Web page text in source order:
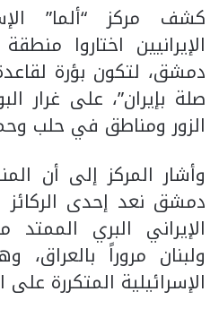
كشف مركز “ألما”
الإيرانيين اختاروا
دمشق، لتكون بؤرة
صلة بإيران”، على غرار
الزور ومناطق في حلب
وأشار المركز إلى أن
دمشق نعد إحدى الركائز
الإيراني البري
ولبنان مروراً بالعراق،
الإسرائيلية المتكررة